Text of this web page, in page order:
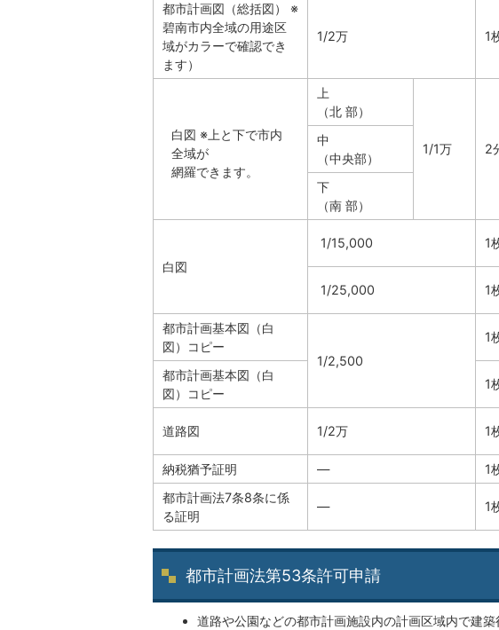
都市計画図（総括図） ※
碧南市内全域の用途区
域がカラーで確認でき
ます）
1/2万 1
白図 ※上と下で市内
全域が
網羅できます。
上
（北 部）
1/1万 2
中
（中央部）
下
（南 部）
白図
1/15,000 1
1/25,000 1
都市計画基本図（白
図）コピー
1/2,500
1
都市計画基本図（白
図）コピー
1
道路図 1/2万 1
納税猶予証明
— 1
都市計画法7条8条に係
る証明
— 1
都市計画法第53条許可申請
道路や公園などの都市計画施設内の計画区域内で建